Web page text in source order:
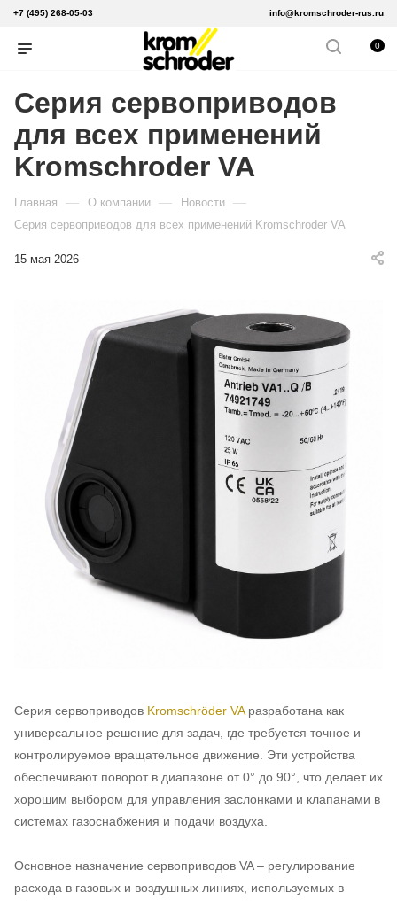
+7 (495) 268-05-03 info@kromschroder-rus.ru
0
Серия сервоприводов
для всех применений
Kromschroder VA
Главная — О компании — Новости —
Серия сервоприводов для всех применений Kromschroder VA
15 мая 2026
Серия сервоприводов Kromschröder VAразработана как
универсальное решение для задач, где требуется точное и
контролируемое вращательное движение. Эти устройства
обеспечивают поворот в диапазоне от 0° до 90°, что делает их
хорошим выбором для управления заслонками и клапанами в
системах газоснабжения и подачи воздуха.
Основное назначение сервоприводов VA – регулирование
расхода в газовых и воздушных линиях, используемых в